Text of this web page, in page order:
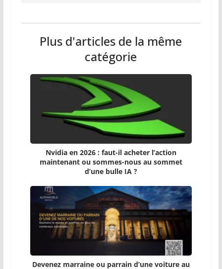
Plus d'articles de la même
catégorie
Nvidia en 2026 : faut-il acheter l’action
maintenant ou sommes-nous au sommet
d’une bulle IA ?
Devenez marraine ou parrain d’une voiture au